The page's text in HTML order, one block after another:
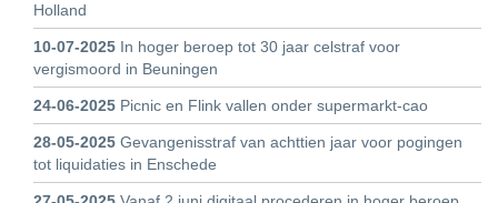
Holland
10-07-2025 In hoger beroep tot 30 jaar celstraf voor
vergismoord in Beuningen
24-06-2025 Picnic en Flink vallen onder supermarkt-cao
28-05-2025 Gevangenisstraf van achttien jaar voor pogingen
tot liquidaties in Enschede